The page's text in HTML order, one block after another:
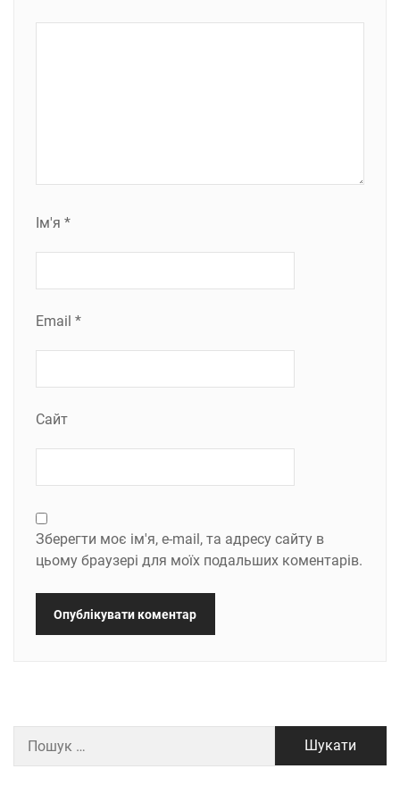
Ім'я *
Email *
Сайт
Зберегти моє ім'я, e-mail, та адресу сайту в
цьому браузері для моїх подальших коментарів.